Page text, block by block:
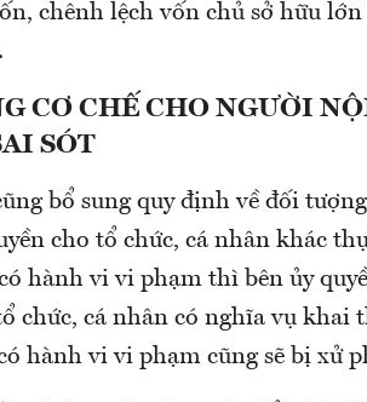
chênh lệch vốn chủ sở hữu
CƠ CHẾ CHO NGƯỜI
SÓT
bổ sung quy định về đối
cho tổ chức, cá nhân khác
hành vi vi phạm thì bên ủy
chức, cá nhân có nghĩa vụ khai
hành vi vi phạm cũng sẽ bị xử